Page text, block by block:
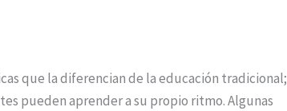
que la diferencian de la educación tradicional;
pueden aprender a su propio ritmo. Algunas